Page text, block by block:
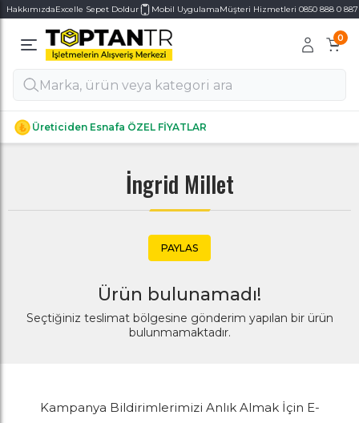
HakkımızdaExcelle Sepet Doldur Mobil UygulamaMüşteri Hizmetleri 0850 888 0 887
0
Üreticiden Esnafa ÖZEL FİYATLAR
Alt Kategoriler
Alt Kategoriler
İngrid Millet
PAYLAS
Ürün bulunamadı!
Seçtiğiniz teslimat bölgesine gönderim yapılan bir ürün
bulunmamaktadır.
Kampanya Bildirimlerimizi Anlık Almak İçin E-